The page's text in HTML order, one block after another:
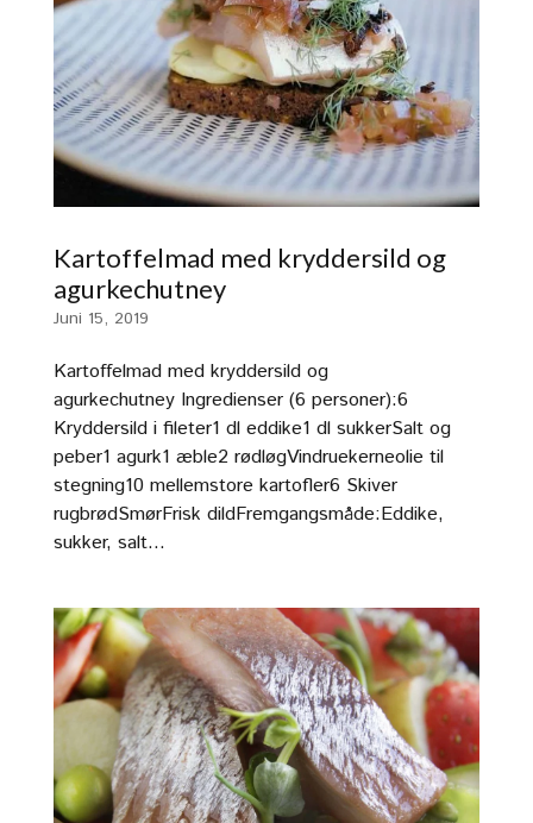
Kartoffelmad med kryddersild og
agurkechutney
Juni 15, 2019
Kartoffelmad med kryddersild og
agurkechutney Ingredienser (6 personer):6
Kryddersild i fileter1 dl eddike1 dl sukkerSalt og
peber1 agurk1 æble2 rødløgVindruekerneolie til
stegning10 mellemstore kartofler6 Skiver
rugbrødSmørFrisk dildFremgangsmåde:Eddike,
sukker, salt...